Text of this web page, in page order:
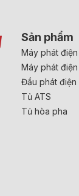
Sản phẩm
Máy phát
Máy phát
Đầu phát điện
Tủ ATS
Tủ hòa pha